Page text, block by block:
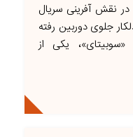
نقش آفرینی سریال
جلوی دوربین رفته
یکی از